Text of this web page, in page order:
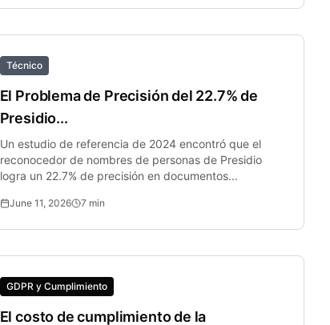
Técnico
El Problema de Precisión del 22.7% de
Presidio...
Un estudio de referencia de 2024 encontró que el
reconocedor de nombres de personas de Presidio
logra un 22.7% de precisión en documentos...
June 11, 2026 7 min
GDPR y Cumplimiento
El costo de cumplimiento de la